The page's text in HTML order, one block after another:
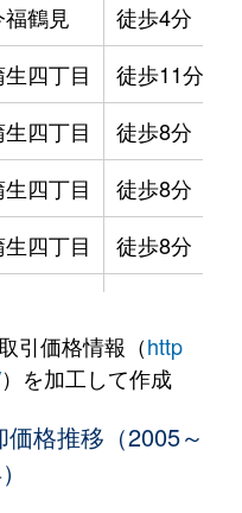
福鶴見 徒歩4分
四丁目 徒歩11分
四丁目 徒歩8分
四丁目 徒歩8分
四丁目 徒歩8分
江橋 徒歩6分
引価格情報（http
）を加工して作成
格推移（2005～